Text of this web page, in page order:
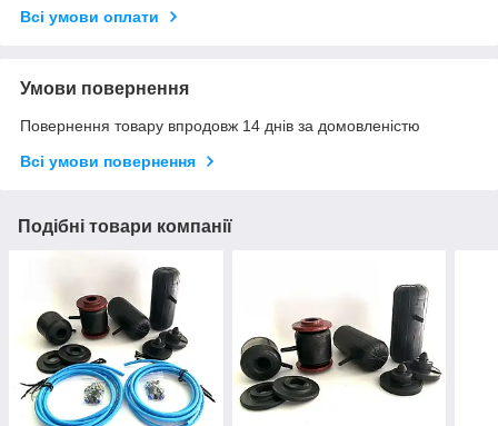
Всі умови оплати
Умови повернення
Повернення товару впродовж 14 днів за домовленістю
Всі умови повернення
Подібні товари компанії